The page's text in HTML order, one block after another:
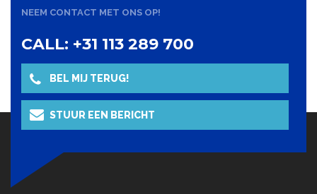
NEEM CONTACT MET ONS OP!
CALL: +31 113 289 700
BEL MIJ TERUG!
STUUR EEN BERICHT